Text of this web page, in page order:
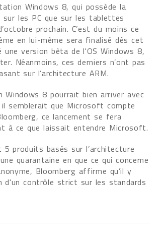
Windows 8, qui possède la
les PC que sur les tablettes
prochain. C’est du moins ce
en lui-même sera finalisé dès cet
version bêta de l'OS Windows 8,
Néanmoins, ces derniers n’ont pas
sur l’architecture ARM.
8 pourrait bien arriver avec
semblerait que Microsoft compte
ce lancement se fera
à ce que laissait entendre Microsoft.
5 produits basés sur l’architecture
quarantaine en que ce qui concerne
Bloomberg affirme qu’il y
d'un contrôle strict sur les standards